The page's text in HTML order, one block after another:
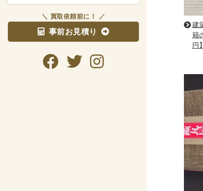
＼ 買取依頼前に！ ／
事前お見積り
建
籍
円】